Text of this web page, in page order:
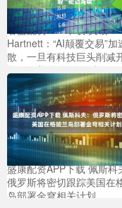
君盈配资APP下载 美银
Hartnett：“AI颠覆交易”加
散，一旦有科技巨头削减
将引发美股“轮动海啸”
盛康配资APP下载 佩斯科
俄罗斯将密切跟踪美国在
岛部署金穹相关计划